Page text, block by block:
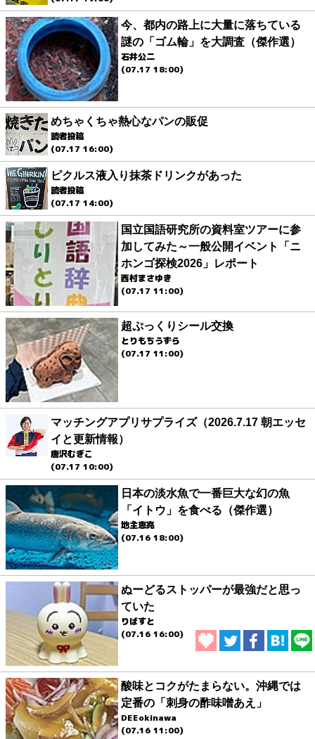
今、都内の路上に大量に落ちている
謎の「ゴム輪」を大調査（傑作選）
石井公二
(07.17 18:00)
めちゃくちゃ熱心なパンの販促
読者投稿
(07.17 16:00)
ピクルス液入り抹茶ドリンクがあった
読者投稿
(07.17 14:00)
国立国語研究所の資料室ツアーに参
加してみた～一般公開イベント「ニ
ホンゴ探検2026」レポート
西村まさゆき
(07.17 11:00)
超ぷっくりシール交換
とりもちうずら
(07.17 11:00)
マッチングアプリサプライズ（2026.7.17 朝エッセ
イと更新情報）
唐沢むぎこ
(07.17 10:00)
日本の淡水魚で一番巨大な幻の魚
「イトウ」を食べる（傑作選）
地主恵亮
(07.16 18:00)
ぬーどるストッパーが最強だと思っ
ていた
りばすと
(07.16 16:00)
酸味とコクがたまらない。沖縄では
定番の「刺身の酢味噌あえ」
DEEokinawa
(07.16 11:00)